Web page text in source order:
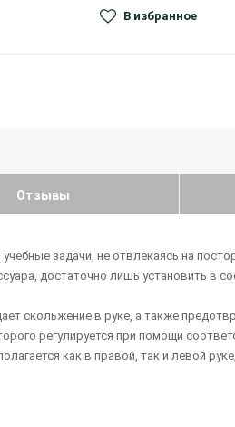
В избранное
Отзывы
задачи, не отвлекаясь на
достаточно лишь установить в
скольжение в руке, а также
регулируется при помощи
как в правой, так и левой